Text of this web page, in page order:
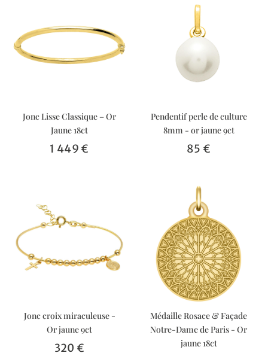
Jonc Lisse Classique – Or
Jaune 18ct
1 449 €
Pendentif perle de culture
8mm - or jaune 9ct
85 €
Jonc croix miraculeuse -
Or jaune 9ct
320 €
Médaille Rosace & Façade
Notre-Dame de Paris - Or
jaune 18ct